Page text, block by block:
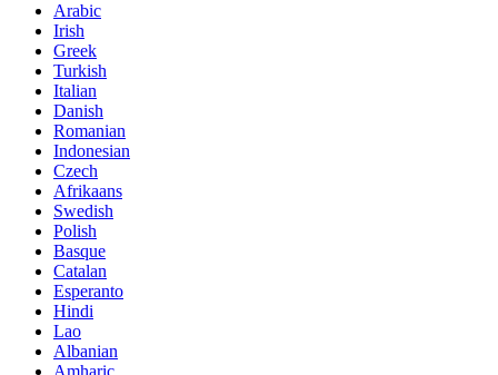
Arabic
Irish
Greek
Turkish
Italian
Danish
Romanian
Indonesian
Czech
Afrikaans
Swedish
Polish
Basque
Catalan
Esperanto
Hindi
Lao
Albanian
Amharic